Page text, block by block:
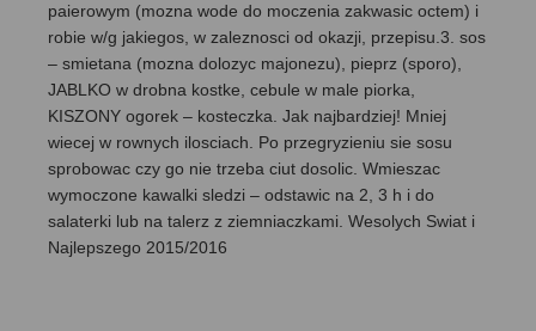
paierowym (mozna wode do moczenia zakwasic octem) i
robie w/g jakiegos, w zaleznosci od okazji, przepisu.3. sos
– smietana (mozna dolozyc majonezu), pieprz (sporo),
JABLKO w drobna kostke, cebule w male piorka,
KISZONY ogorek – kosteczka. Jak najbardziej! Mniej
wiecej w rownych ilosciach. Po przegryzieniu sie sosu
sprobowac czy go nie trzeba ciut dosolic. Wmieszac
wymoczone kawalki sledzi – odstawic na 2, 3 h i do
salaterki lub na talerz z ziemniaczkami. Wesolych Swiat i
Najlepszego 2015/2016